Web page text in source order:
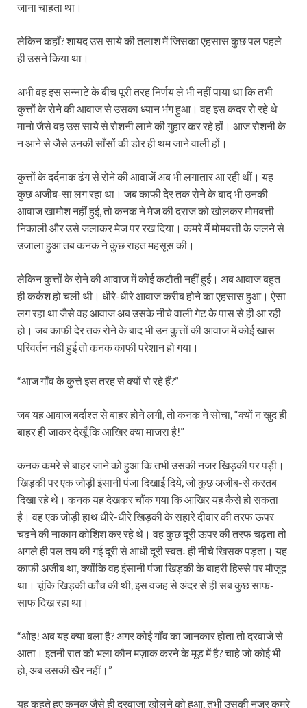
जाना चाहता था।
लेकिन कहाँ? शायद उस साये की तलाश में जिसका एहसास कुछ पल पहले
ही उसने किया था।
अभी वह इस सन्नाटे के बीच पूरी तरह निर्णय ले भी नहीं पाया था कि तभी
कुत्तों के रोने की आवाज से उसका ध्यान भंग हुआ। वह इस कदर रो रहे थे
मानो जैसे वह उस साये से रोशनी लाने की गुहार कर रहे हों। आज रोशनी के
न आने से जैसे उनकी साँसों की डोर ही थम जाने वाली हों।
कुत्तों के दर्दनाक ढंग से रोने की आवाजें अब भी लगातार आ रही थीं। यह
कुछ अजीब-सा लग रहा था। जब काफी देर तक रोने के बाद भी उनकी
आवाज खामोश नहीं हुई, तो कनक ने मेज की दराज को खोलकर मोमबत्ती
निकाली और उसे जलाकर मेज पर रख दिया। कमरे में मोमबत्ती के जलने से
उजाला हुआ तब कनक ने कुछ राहत महसूस की।
लेकिन कुत्तों के रोने की आवाज में कोई कटौती नहीं हुई। अब आवाज बहुत
ही कर्कश हो चली थी। धीरे-धीरे आवाज करीब होने का एहसास हुआ। ऐसा
लग रहा था जैसे वह आवाज अब उसके नीचे वाली गेट के पास से ही आ रही
हो। जब काफी देर तक रोने के बाद भी उन कुत्तों की आवाज में कोई खास
परिवर्तन नहीं हुई तो कनक काफी परेशान हो गया।
“आज गाँव के कुत्ते इस तरह से क्यों रो रहे हैं?”
जब यह आवाज बर्दाश्त से बाहर होने लगी, तो कनक ने सोचा, “क्यों न खुद ही
बाहर ही जाकर देखूँ कि आखिर क्या माजरा है!”
कनक कमरे से बाहर जाने को हुआ कि तभी उसकी नजर खिड़की पर पड़ी।
खिड़की पर एक जोड़ी इंसानी पंजा दिखाई दिये, जो कुछ अजीब-से करतब
दिखा रहे थे। कनक यह देखकर चौंक गया कि आखिर यह कैसे हो सकता
है। वह एक जोड़ी हाथ धीरे-धीरे खिड़की के सहारे दीवार की तरफ ऊपर
चढ़ने की नाकाम कोशिश कर रहे थे। वह कुछ दूरी ऊपर की तरफ चढ़ता तो
अगले ही पल तय की गई दूरी से आधी दूरी स्वतः ही नीचे खिसक पड़ता। यह
काफी अजीब था, क्योंकि वह इंसानी पंजा खिड़की के बाहरी हिस्से पर मौजूद
था। चूंकि खिड़की काँच की थी, इस वजह से अंदर से ही सब कुछ साफ-
साफ दिख रहा था।
“ओह! अब यह क्या बला है? अगर कोई गाँव का जानकार होता तो दरवाजे से
आता। इतनी रात को भला कौन मज़ाक करने के मूड में है? चाहे जो कोई भी
हो, अब उसकी खैर नहीं।”
यह कहते हुए कनक जैसे ही दरवाजा खोलने को हुआ, तभी उसकी नजर कमरे